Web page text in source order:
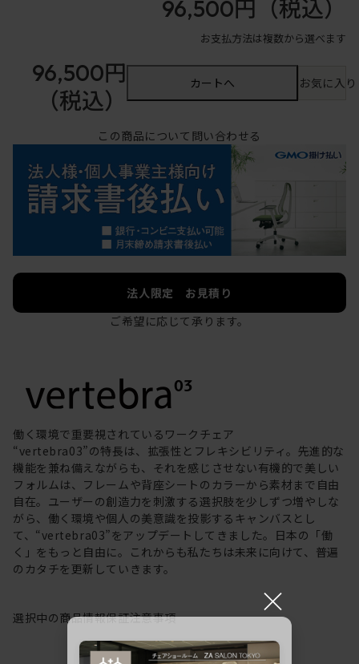
96,500円 （税込）
お支払方法は複数から選べます
96,500円
（税込）
カートへ お気に入
この商品について問い合わせる
法人限定 お見積り
ご希望に応じて承ります。
働く環境で重要視されているワークチェア
“vertebra03”の特長は、拡張性とフレキシビリティ。先進的な
機能を兼ね備えながらも、それを感じさせない有機的で美しい
フォルムは、フレームや背座シートのカラーから素材まで自由
自在。ユーザーの創造力を刺激する選択肢を少しずつ増やしな
がら、働く環境や個人の美意識を投影するキャンバスとし
て、“vertebra03”をアップデートしてきました。日本の「働
く」をもっと自由に。これからも私たちは未来に向けて、普遍
のカタチを更新していきます。
選択中の商品情報保証注意事項 ×